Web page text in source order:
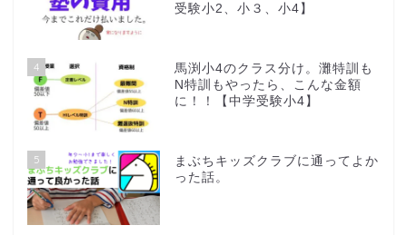
受験小2、小３、小4】
4
馬渕小4のクラス分け。灘特訓も
N特訓もやったら、こんな金額
に！！【中学受験小4】
5
まぶちキッズクラブに通ってよか
った話。